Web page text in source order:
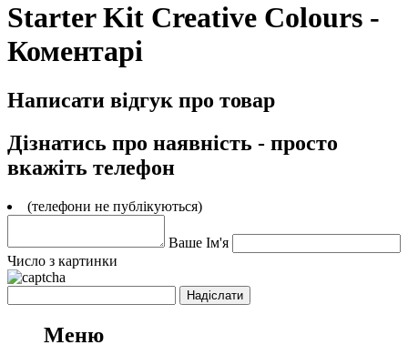
Starter Kit Creative Colours -
Коментарі
Написати відгук про товар
Дізнатись про наявність - просто
вкажіть телефон
(телефони не публікуються)
Ваше Ім'я
Число з картинки
Меню